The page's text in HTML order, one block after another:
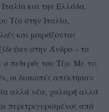
και την Ελλάδα.
Τζο στην Ιταλία,
και μοιράζοντας
στην Άνδρο – το
ο πεθερός του Τζο. Με τις
οι διακοπές απέκτησαν
αλλά νέα, χαλαρή αλλά
περιτριγυρισμένος από